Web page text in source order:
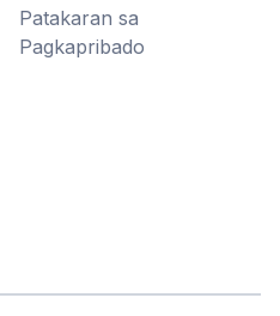
Patakaran sa
Pagkapribado